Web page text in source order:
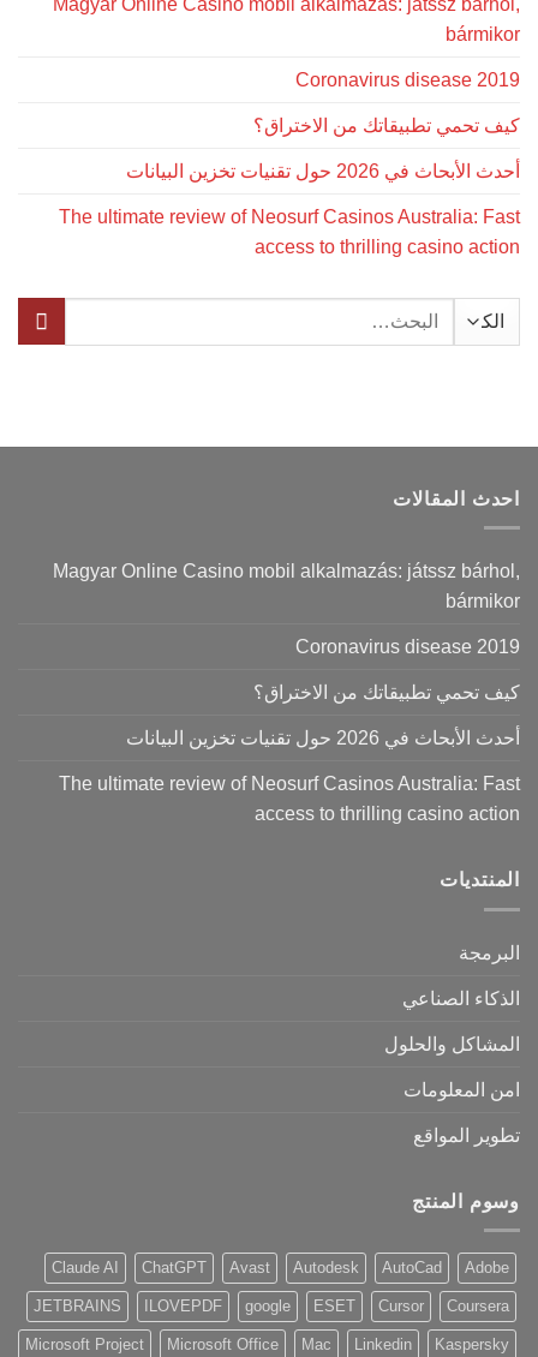
bármikor
Coronavirus disease 2019
كيف تحمي تطبيقاتك من الاختراق؟
أحدث الأبحاث في 2026 حول تقنيات تخزين البيانات
The ultimate review of Neosurf Casinos Australia: Fast
access to thrilling casino action
البحث
احدث المقالات
Magyar Online Casino mobil alkalmazás: játssz bárhol,
bármikor
Coronavirus disease 2019
كيف تحمي تطبيقاتك من الاختراق؟
أحدث الأبحاث في 2026 حول تقنيات تخزين البيانات
The ultimate review of Neosurf Casinos Australia: Fast
access to thrilling casino action
المنتديات
البرمجة
الذكاء الصناعي
المشاكل والحلول
امن المعلومات
تطوير المواقع
وسوم المنتج
Adobe
AutoCad
Autodesk
Avast
ChatGPT
Claude AI
Coursera
Cursor
ESET
google
ILOVEPDF
JETBRAINS
Kaspersky
Linkedin
Mac
Microsoft Office
Microsoft Project